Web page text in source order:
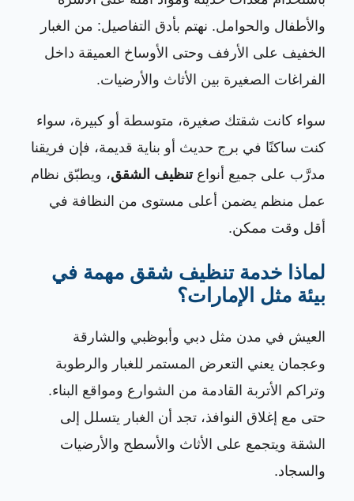
والأطفال والحوامل. نهتم بأدق التفاصيل: من الغبار
الخفيف على الأرفف وحتى الأوساخ العميقة داخل
الفراغات الصغيرة بين الأثاث والأرضيات.
سواء كانت شقتك صغيرة، متوسطة أو كبيرة، سواء
كنت ساكنًا في برج حديث أو بناية قديمة، فإن فريقنا
مدرَّب على جميع أنواعتنظيف الشقق، ويطبّق نظام
عمل منظم يضمن أعلى مستوى من النظافة في
أقل وقت ممكن.
لماذا خدمة تنظيف شقق مهمة في
بيئة مثل الإمارات؟
العيش في مدن مثل دبي وأبوظبي والشارقة
وعجمان يعني التعرض المستمر للغبار والرطوبة
وتراكم الأتربة القادمة من الشوارع ومواقع البناء.
حتى مع إغلاق النوافذ، تجد أن الغبار يتسلل إلى
الشقة ويتجمع على الأثاث والأسطح والأرضيات
والسجاد.